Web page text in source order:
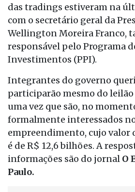
das tradings estiveram na
com o secretário geral da
Wellington Moreira Franco,
responsável pelo Programa
Investimentos (PPI).
Integrantes do governo
participarão mesmo do leilão
uma vez que são, no
formalmente interessados
empreendimento, cujo valor
é de R$ 12,6 bilhões. A
informações são do jornal O
Paulo.